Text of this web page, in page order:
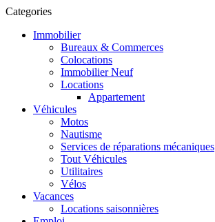
Categories
Immobilier
Bureaux & Commerces
Colocations
Immobilier Neuf
Locations
Appartement
Véhicules
Motos
Nautisme
Services de réparations mécaniques
Tout Véhicules
Utilitaires
Vélos
Vacances
Locations saisonnières